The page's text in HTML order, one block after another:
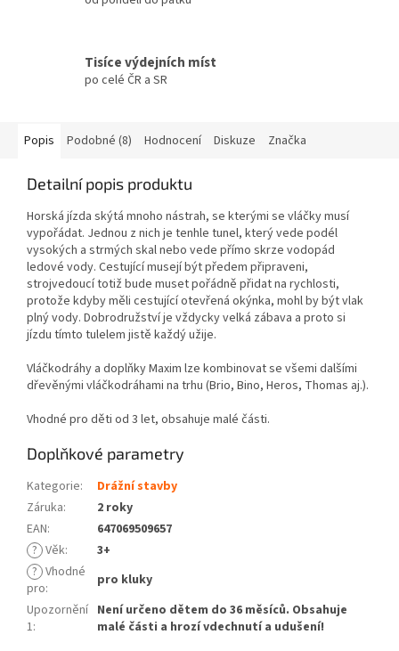
Tisíce výdejních míst
po celé ČR a SR
Popis Podobné (8) Hodnocení Diskuze Značka
Detailní popis produktu
Horská jízda skýtá mnoho nástrah, se kterými se vláčky musí
vypořádat. Jednou z nich je tenhle tunel, který vede podél
vysokých a strmých skal nebo vede přímo skrze vodopád
ledové vody. Cestující musejí být předem připraveni,
strojvedoucí totiž bude muset pořádně přidat na rychlosti,
protože kdyby měli cestující otevřená okýnka, mohl by být vlak
plný vody. Dobrodružství je vždycky velká zábava a proto si
jízdu tímto tulelem jistě každý užije.
Vláčkodráhy a doplňky Maxim lze kombinovat se všemi dalšími
dřevěnými vláčkodráhami na trhu (Brio, Bino, Heros, Thomas aj.).
Vhodné pro děti od 3 let, obsahuje malé části.
Doplňkové parametry
Kategorie:
Drážní stavby
Záruka:
2 roky
EAN:
647069509657
? Věk:
3+
? Vhodné
pro:
pro kluky
Upozornění
1:
Není určeno dětem do 36 měsíců. Obsahuje
malé části a hrozí vdechnutí a udušení!